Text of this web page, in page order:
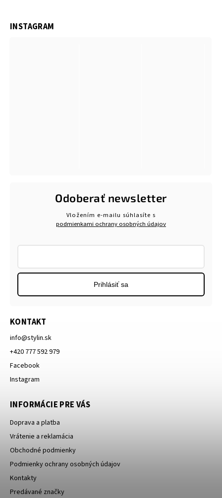
KONTAKT
info@stylin.sk
+420 777 592 979
Facebook
Instagram
INFORMÁCIE PRE VÁS
Doprava a platba
Vrátenie a reklamácia
Obchodné podmienky
Podmienky ochrany osobných údajov
Kontakty
Predávané značky
INSTAGRAM
Odoberať newsletter
Vložením e-mailu súhlasíte s
podmienkami ochrany osobných údajov
Prihlásiť sa